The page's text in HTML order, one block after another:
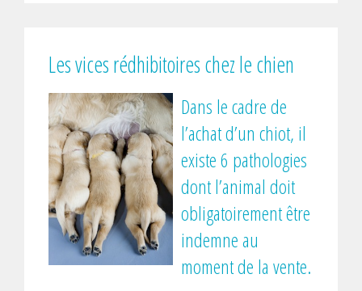
Les vices rédhibitoires chez le chien
Dans le cadre de
l’achat d’un chiot, il
existe 6 pathologies
dont l’animal doit
obligatoirement être
indemne au
moment de la vente.